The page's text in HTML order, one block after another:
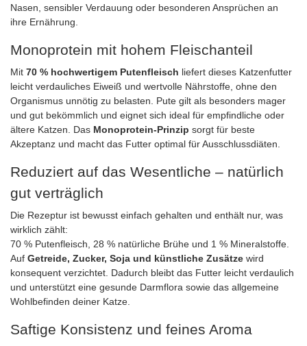
Nasen, sensibler Verdauung oder besonderen Ansprüchen an
ihre Ernährung.
Monoprotein mit hohem Fleischanteil
Mit 70 % hochwertigem Putenfleisch liefert dieses Katzenfutter
leicht verdauliches Eiweiß und wertvolle Nährstoffe, ohne den
Organismus unnötig zu belasten. Pute gilt als besonders mager
und gut bekömmlich und eignet sich ideal für empfindliche oder
ältere Katzen. Das Monoprotein-Prinzip sorgt für beste
Akzeptanz und macht das Futter optimal für Ausschlussdiäten.
Reduziert auf das Wesentliche – natürlich
gut verträglich
Die Rezeptur ist bewusst einfach gehalten und enthält nur, was
wirklich zählt:
70 % Putenfleisch, 28 % natürliche Brühe und 1 % Mineralstoffe.
Auf Getreide, Zucker, Soja und künstliche Zusätze wird
konsequent verzichtet. Dadurch bleibt das Futter leicht verdaulich
und unterstützt eine gesunde Darmflora sowie das allgemeine
Wohlbefinden deiner Katze.
Saftige Konsistenz und feines Aroma